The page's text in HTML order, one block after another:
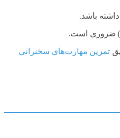
باشد.
تمرین مهارت‌های سخنرانی